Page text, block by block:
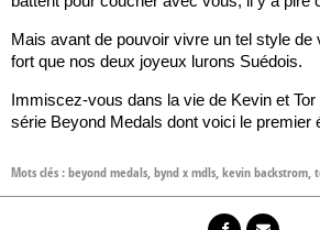
Mais avant de pouvoir vivre un tel style de
fort que nos deux joyeux lurons Suédois.
Immiscez-vous dans la vie de Kevin et
série Beyond Medals dont voici le premier
Mots clés :beyond medals,bynd x mdls,kevin backstrom,